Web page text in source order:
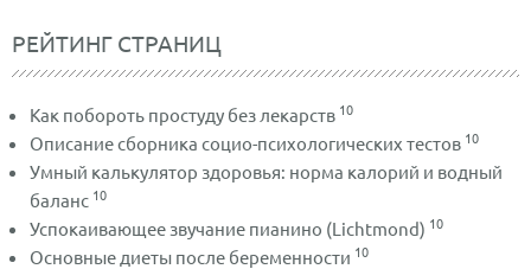
РЕЙТИНГ СТРАНИЦ
Как побороть простуду без лекарств 10
Описание сборника социо-психологических тестов 10
Умный калькулятор здоровья: норма калорий и водный
баланс 10
Успокаивающее звучание пианино (Lichtmond) 10
Основные диеты после беременности 10